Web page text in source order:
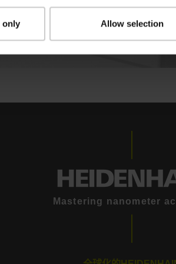
only Allow selection
LIKGO: THE EXTREMELY SMALL, HIGHLY PRECISE, AND VERSATILE LINEAR ENCODER / NUMERIK JENA
Mastering nanometer